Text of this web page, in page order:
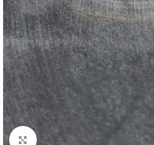
Click to enlarge